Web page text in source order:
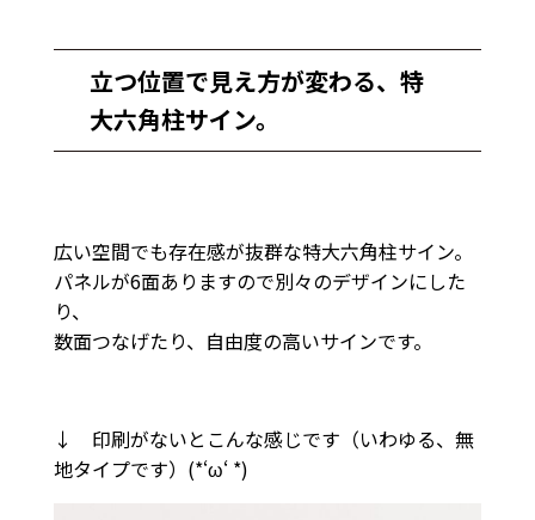
立つ位置で見え方が変わる、特
大六角柱サイン。
広い空間でも存在感が抜群な特大六角柱サイン。
パネルが6面ありますので別々のデザインにした
り、
数面つなげたり、自由度の高いサインです。
↓ 印刷がないとこんな感じです（いわゆる、無
地タイプです）(*‘ω‘ *)